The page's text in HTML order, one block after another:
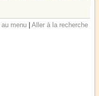
menu |Aller à la recherche